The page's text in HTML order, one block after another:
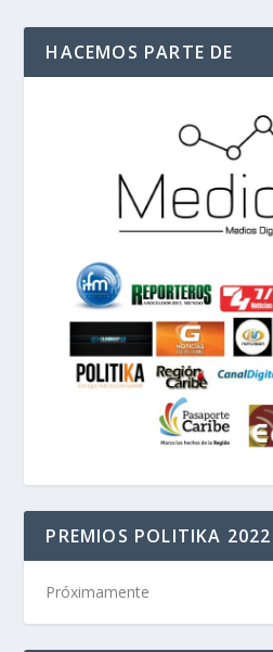
HACEMOS PARTE DE
PREMIOS POLITIKA 2022
Próximamente